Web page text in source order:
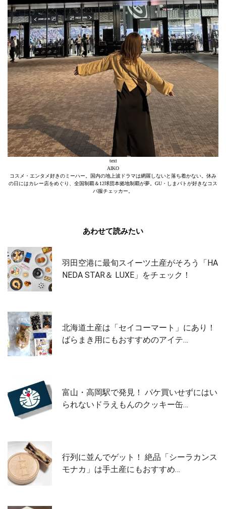
text
AIKO
コスメ・エンタメ好きのミーハー。国内の地上波ドラマは網羅しないと落ち着かない。休み
の日にはカレー店をめぐり、全国制覇＆12球団本拠地制覇が夢。GU・しまパトが好きなコス
パ服チェッカー。
あわせて読みたい
羽田空港に最旬スイーツ土産がそろう「HA
NEDA STAR＆ LUXE」をチェック！
北海道土産は「セイコーマート」にあり！
ばらまき用にもおすすめのアイテ…
富山・高岡駅で発見！ パケ買いせずにはい
られないドラえもんのクッキー缶…
行列に並んでゲット！ 絶品「シーラカンス
モナカ」は手土産にもおすすめ…